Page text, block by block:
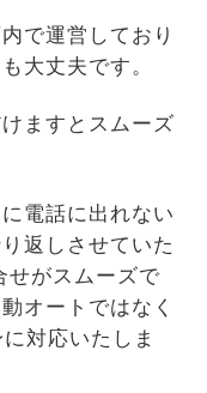
で運営しており
大丈夫です。
ますとスムーズ
電話に出れない
返しさせていた
せがスムーズで
オートではなく
対応いたしま